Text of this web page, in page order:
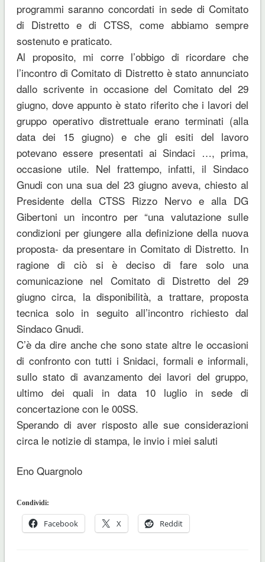
programmi saranno concordati in sede di Comitato
di Distretto e di CTSS, come abbiamo sempre
sostenuto e praticato.
Al proposito, mi corre l’obbigo di ricordare che
l’incontro di Comitato di Distretto è stato annunciato
dallo scrivente in occasione del Comitato del 29
giugno, dove appunto è stato riferito che i lavori del
gruppo operativo distrettuale erano terminati (alla
data dei 15 giugno) e che gli esiti del lavoro
potevano essere presentati ai Sindaci …, prima,
occasione utile. Nel frattempo, infatti, il Sindaco
Gnudi con una sua del 23 giugno aveva, chiesto al
Presidente della CTSS Rizzo Nervo e alla DG
Gibertoni un incontro per “una valutazione sulle
condizioni per giungere alla definizione della nuova
proposta- da presentare in Comitato di Distretto. In
ragione di ciò si è deciso di fare solo una
comunicazione nel Comitato di Distretto del 29
giugno circa, la disponibilità, a trattare, proposta
tecnica solo in seguito all’incontro richiesto dal
Sindaco Gnudi.
C’è da dire anche che sono state altre le occasioni
di confronto con tutti i Snidaci, formali e informali,
sullo stato di avanzamento dei lavori del gruppo,
ultimo dei quali in data 10 luglio in sede di
concertazione con le 00SS.
Sperando di aver risposto alle sue considerazioni
circa le notizie di stampa, le invio i miei saluti
Eno Quargnolo
Condividi:
Facebook X Reddit